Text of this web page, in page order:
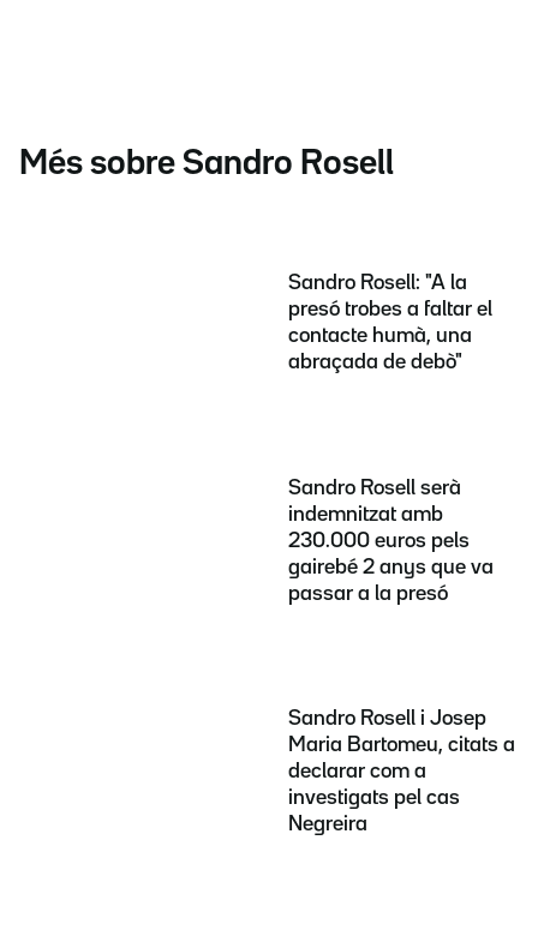
Més sobre Sandro Rosell
Sandro Rosell: "A la
presó trobes a faltar el
contacte humà, una
abraçada de debò"
Sandro Rosell serà
indemnitzat amb
230.000 euros pels
gairebé 2 anys que va
passar a la presó
Sandro Rosell i Josep
Maria Bartomeu, citats a
declarar com a
investigats pel cas
Negreira